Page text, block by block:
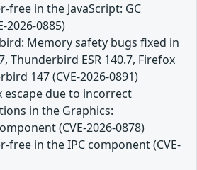
free in the JavaScript: GC
2026-0885)
Memory safety bugs fixed in
Thunderbird ESR 140.7, Firefox
147 (CVE-2026-0891)
escape due to incorrect
in the Graphics:
(CVE-2026-0878)
free in the IPC component (CVE-